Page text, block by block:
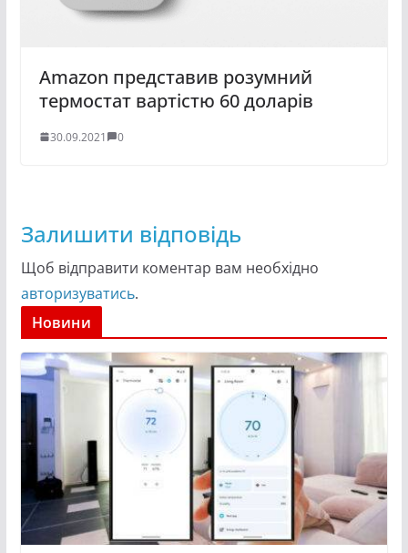
Amazon представив розумний
термостат вартістю 60 доларів
30.09.2021 0
Залишити відповідь
Щоб відправити коментар вам необхідно
авторизуватись.
Новини